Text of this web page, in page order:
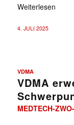
Weiterlesen
4. JULI 2025
VDMA
VDMA
MEDTECH-